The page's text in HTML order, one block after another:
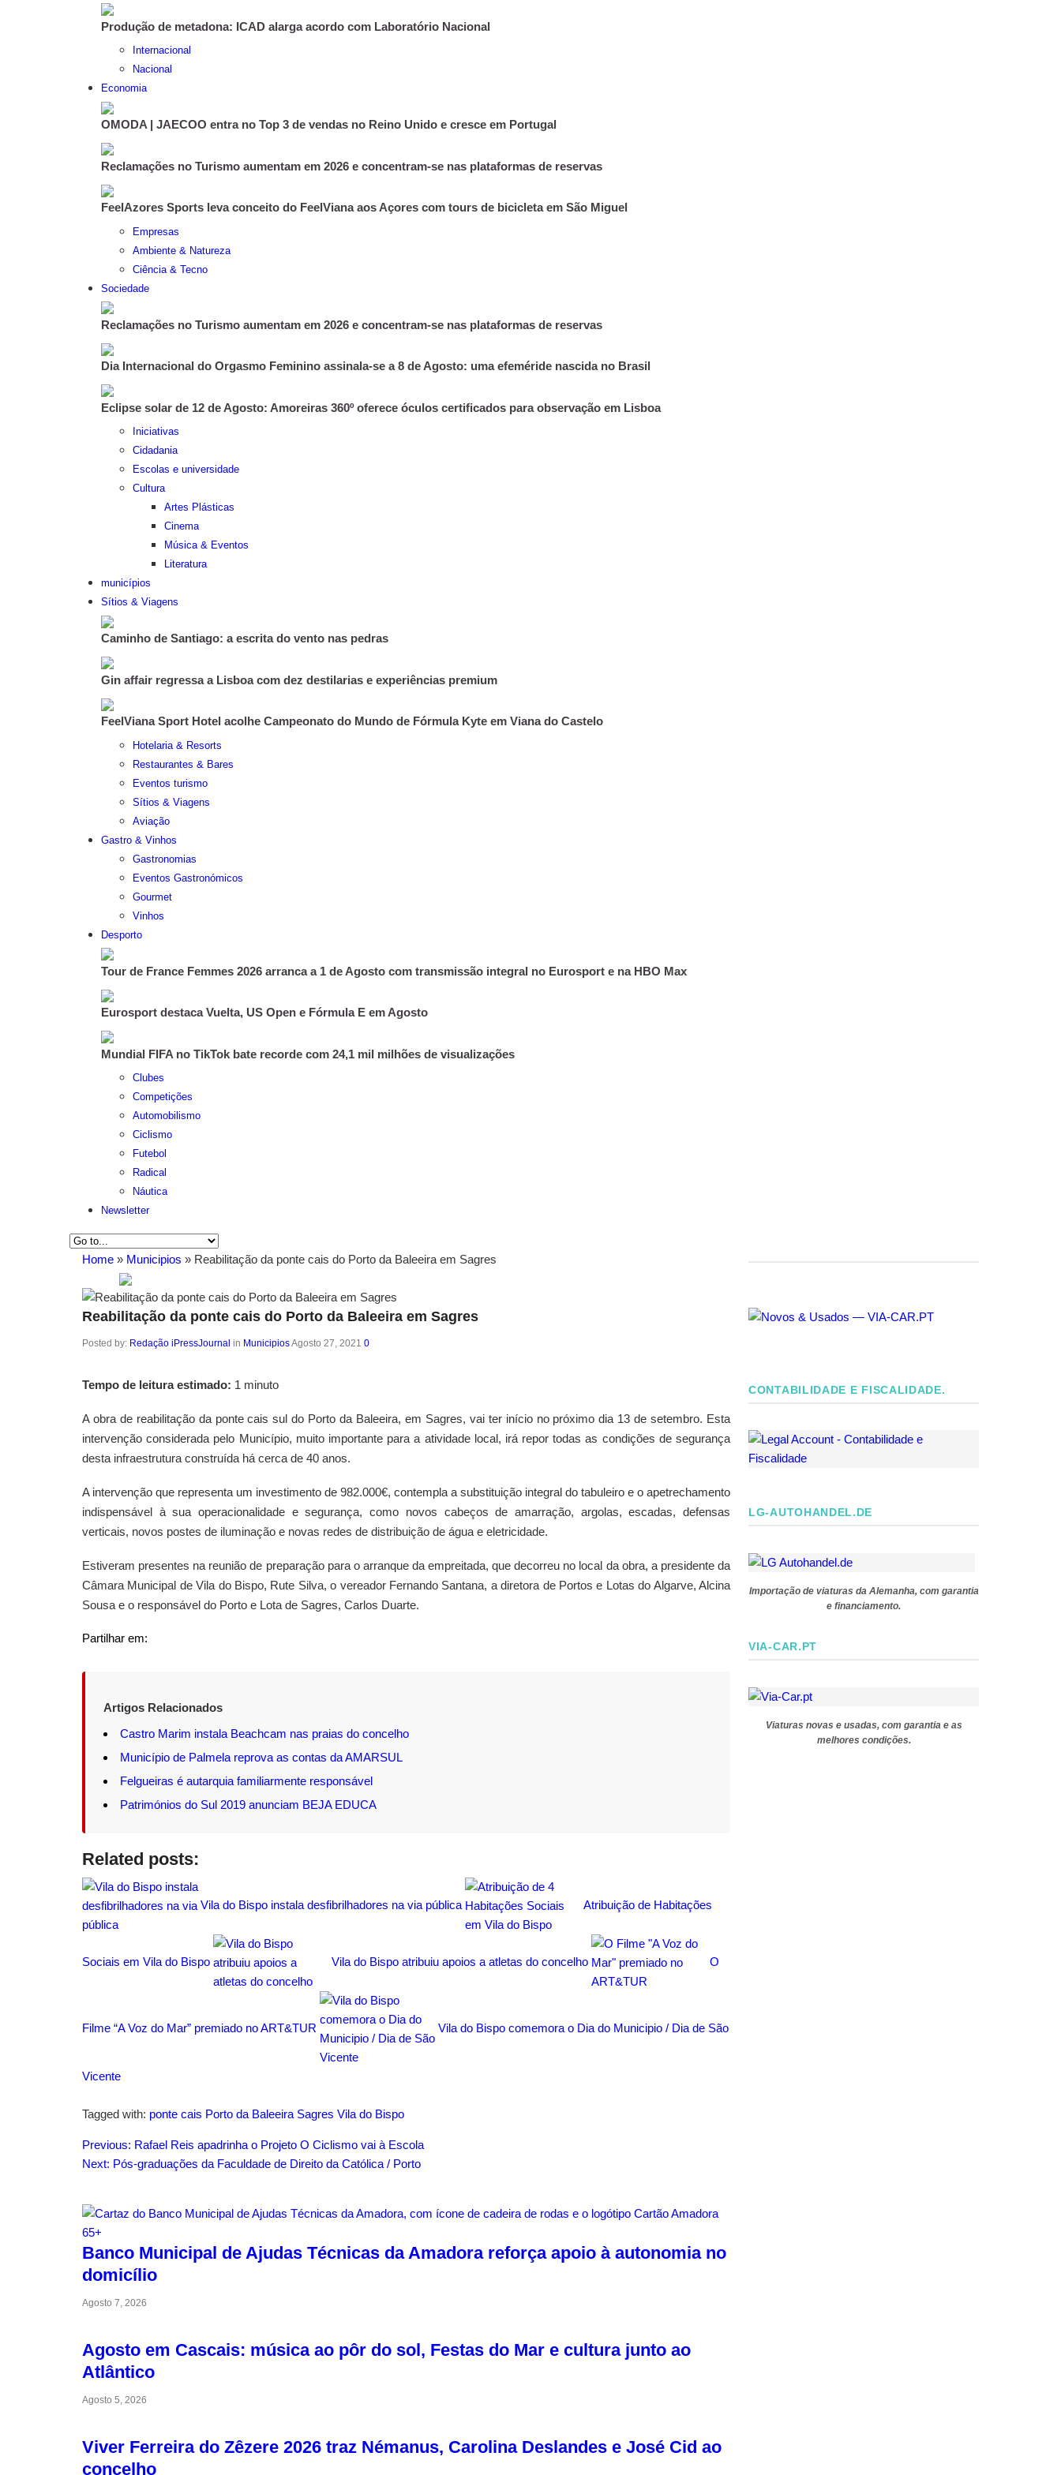
Produção de metadona: ICAD alarga acordo com Laboratório Nacional
Internacional
Nacional
Economia
OMODA | JAECOO entra no Top 3 de vendas no Reino Unido e cresce em Portugal
Reclamações no Turismo aumentam em 2026 e concentram-se nas plataformas de reservas
FeelAzores Sports leva conceito do FeelViana aos Açores com tours de bicicleta em São Miguel
Empresas
Ambiente & Natureza
Ciência & Tecno
Sociedade
Reclamações no Turismo aumentam em 2026 e concentram-se nas plataformas de reservas
Dia Internacional do Orgasmo Feminino assinala-se a 8 de Agosto: uma efeméride nascida no Brasil
Eclipse solar de 12 de Agosto: Amoreiras 360º oferece óculos certificados para observação em Lisboa
Iniciativas
Cidadania
Escolas e universidade
Cultura
Artes Plásticas
Cinema
Música & Eventos
Literatura
municípios
Sítios & Viagens
Caminho de Santiago: a escrita do vento nas pedras
Gin affair regressa a Lisboa com dez destilarias e experiências premium
FeelViana Sport Hotel acolhe Campeonato do Mundo de Fórmula Kyte em Viana do Castelo
Hotelaria & Resorts
Restaurantes & Bares
Eventos turismo
Sítios & Viagens
Aviação
Gastro & Vinhos
Gastronomias
Eventos Gastronómicos
Gourmet
Vinhos
Desporto
Tour de France Femmes 2026 arranca a 1 de Agosto com transmissão integral no Eurosport e na HBO Max
Eurosport destaca Vuelta, US Open e Fórmula E em Agosto
Mundial FIFA no TikTok bate recorde com 24,1 mil milhões de visualizações
Clubes
Competições
Automobilismo
Ciclismo
Futebol
Radical
Náutica
Newsletter
Home » Municipios » Reabilitação da ponte cais do Porto da Baleeira em Sagres
Reabilitação da ponte cais do Porto da Baleeira em Sagres
Posted by: Redação iPressJournal in MunicipiosAgosto 27, 2021 0
Tempo de leitura estimado: 1 minuto
A obra de reabilitação da ponte cais sul do Porto da Baleeira, em Sagres, vai ter início no próximo dia 13 de setembro. Esta
intervenção considerada pelo Município, muito importante para a atividade local, irá repor todas as condições de segurança
desta infraestrutura construída há cerca de 40 anos.
A intervenção que representa um investimento de 982.000€, contempla a substituição integral do tabuleiro e o apetrechamento
indispensável à sua operacionalidade e segurança, como novos cabeços de amarração, argolas, escadas, defensas
verticais, novos postes de iluminação e novas redes de distribuição de água e eletricidade.
Estiveram presentes na reunião de preparação para o arranque da empreitada, que decorreu no local da obra, a presidente da
Câmara Municipal de Vila do Bispo, Rute Silva, o vereador Fernando Santana, a diretora de Portos e Lotas do Algarve, Alcina
Sousa e o responsável do Porto e Lota de Sagres, Carlos Duarte.
Partilhar em:
Artigos Relacionados
Castro Marim instala Beachcam nas praias do concelho
Município de Palmela reprova as contas da AMARSUL
Felgueiras é autarquia familiarmente responsável
Patrimónios do Sul 2019 anunciam BEJA EDUCA
Related posts:
Vila do Bispo instala desfibrilhadores na via pública Atribuição de Habitações
Sociais em Vila do Bispo Vila do Bispo atribuiu apoios a atletas do concelho O
Filme “A Voz do Mar” premiado no ART&TUR Vila do Bispo comemora o Dia do Municipio / Dia de São
Vicente
Tagged with: ponte cais Porto da Baleeira Sagres Vila do Bispo
Previous: Rafael Reis apadrinha o Projeto O Ciclismo vai à Escola
Next: Pós-graduações da Faculdade de Direito da Católica / Porto
Banco Municipal de Ajudas Técnicas da Amadora reforça apoio à autonomia no
domicílio
Agosto 7, 2026
Agosto em Cascais: música ao pôr do sol, Festas do Mar e cultura junto ao
Atlântico
Agosto 5, 2026
Viver Ferreira do Zêzere 2026 traz Némanus, Carolina Deslandes e José Cid ao
concelho
CONTABILIDADE E FISCALIDADE.
LG-AUTOHANDEL.DE
Importação de viaturas da Alemanha, com garantia
e financiamento.
VIA-CAR.PT
Viaturas novas e usadas, com garantia e as
melhores condições.